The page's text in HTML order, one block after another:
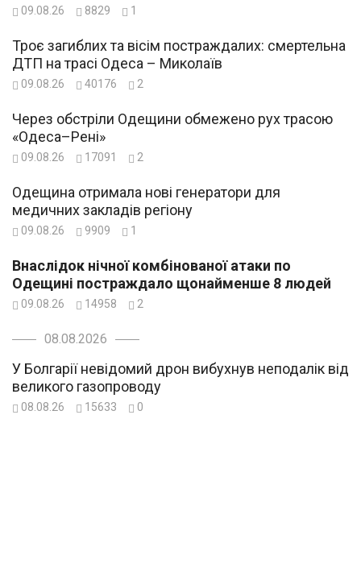
09.08.26 8829 1
Троє загиблих та вісім постраждалих: смертельна
ДТП на трасі Одеса – Миколаїв
09.08.26 40176 2
Через обстріли Одещини обмежено рух трасою
«Одеса–Рені»
09.08.26 17091 2
Одещина отримала нові генератори для
медичних закладів регіону
09.08.26 9909 1
Внаслідок нічної комбінованої атаки по
Одещині постраждало щонайменше 8 людей
09.08.26 14958 2
08.08.2026
У Болгарії невідомий дрон вибухнув неподалік від
великого газопроводу
08.08.26 15633 0